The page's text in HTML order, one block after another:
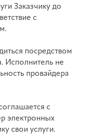
Заказчику до
с
посредством
Исполнитель не
провайдера
с
электронных
свои услуги.